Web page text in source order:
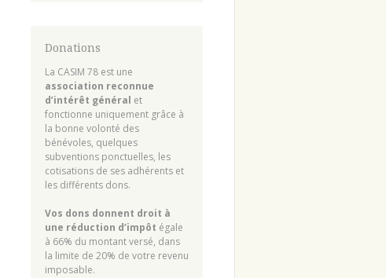
Donations
La CASIM 78 est une
association reconnue
d’intérêt général et
fonctionne uniquement grâce à
la bonne volonté des
bénévoles, quelques
subventions ponctuelles, les
cotisations de ses adhérents et
les différents dons.
Vos dons donnent droit à
une réduction d’impôt égale
à 66% du montant versé, dans
la limite de 20% de votre revenu
imposable.